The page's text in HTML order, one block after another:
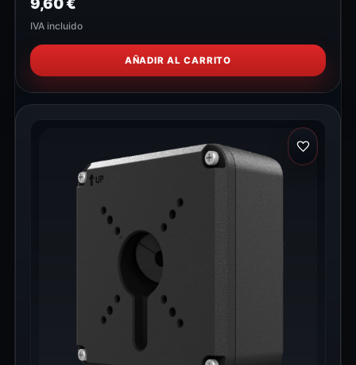
9,60€
IVA incluido
AÑADIR AL CARRITO